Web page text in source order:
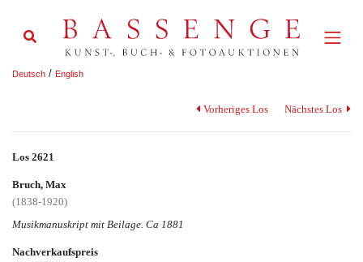
Deutsch / English
Vorheriges Los Nächstes Los
Los 2621
Bruch, Max
(1838-1920)
Musikmanuskript mit Beilage. Ca 1881
Nachverkaufspreis